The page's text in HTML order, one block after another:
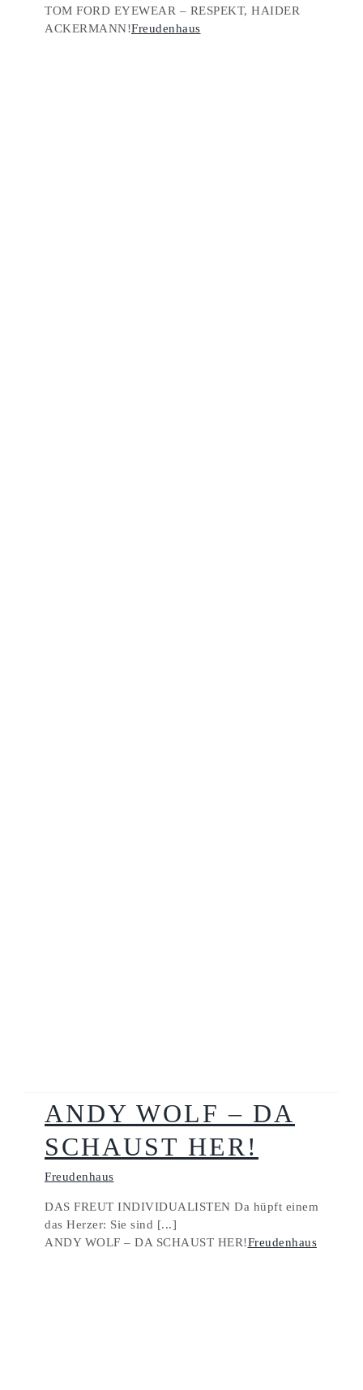
TOM FORD EYEWEAR – RESPEKT, HAIDER
ACKERMANN!Freudenhaus
ANDY WOLF – DA
SCHAUST HER!
Freudenhaus
DAS FREUT INDIVIDUALISTEN Da hüpft einem
das Herzer: Sie sind [...]
ANDY WOLF – DA SCHAUST HER!Freudenhaus